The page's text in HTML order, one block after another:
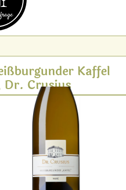
Kaffel
Dr. Crusius